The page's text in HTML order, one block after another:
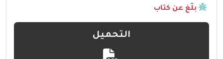
بلّغ عن كتاب
التحميل